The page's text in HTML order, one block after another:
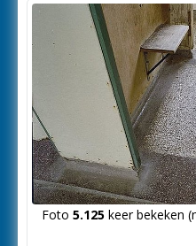
Foto 5.125keer bekeken